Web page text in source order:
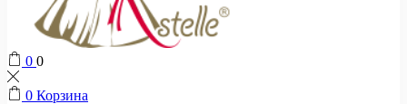
0 0
0 Корзина